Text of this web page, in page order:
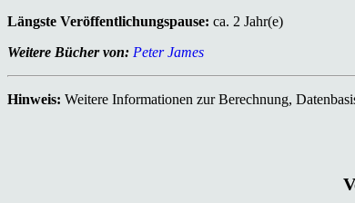
Längste Veröffentlichungspause: ca. 2 Jahr(e)
Weitere Bücher von: Peter James
Hinweis: Weitere Informationen zur Berechnung,